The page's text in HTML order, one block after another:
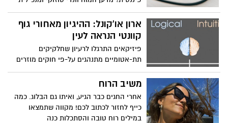
הבנקאות הפרטית והעושר העולמית של
HSBC, אנאבל ספרינג, חוקרים את המרכיבים
הקריטיים של חיים טובים - וכיצד פעולות
פשוטות כמו פעילות גופנית ותכנון פיננסי
יכולות להגביר את רווחתך בהווה ובעתיד. הם
דנים כיצד למקסם את תחושת השמחה שלך,
להפוך את החרדה שלך לכוח לטובה ולשמור
על המוח שלך בריא במהלך חייך.
ארון או'קונל: ההיגיון מאחורי גוף
קוונטי הנראה לעין
פיזיקאים התרגלו לרעיון שחלקיקים
תת-אטומיים מתנהגים על-פי חוקים מוזרים
של מכניקה קוונטית, בשונה לגמרי מעצמים
בסדר גודל אנושי. בניסוי פורץ דרך, ארון
הנראה לעין בלתי-מזויינת, אבל הנמצא באופן
מוכח בשני מקומות בו-זמנית. בהרצאה זו,
משיב הרוח
אחרי החגים כבר הגיע, ואיתו גם הבלוג. כמה
כייף לחזור לכתוב לכם! מקווה שתמצאו
במילים רוח טובה והסתכלות כנה